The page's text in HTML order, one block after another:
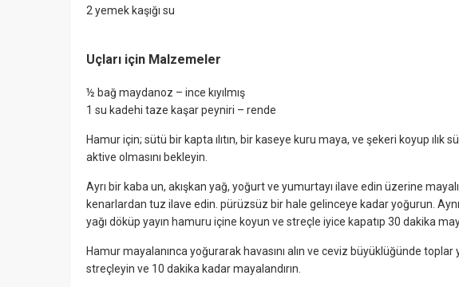
2 yemek kaşığı su
Uçları için Malzemeler
½ bağ maydanoz – ince kıyılmış
1 su kadehi taze kaşar peyniri – rende
Hamur için; sütü bir kapta ılıtın, bir kaseye kuru maya, ve şekeri koyup ılık
aktive olmasını bekleyin.
Ayrı bir kaba un, akışkan yağ, yoğurt ve yumurtayı ilave edin üzerine mayalı
kenarlardan tuz ilave edin. pürüzsüz bir hale gelinceye kadar yoğurun.
yağı döküp yayın hamuru içine koyun ve streçle iyice kapatıp 30 dakika
Hamur mayalanınca yoğurarak havasını alın ve ceviz büyüklüğünde
streçleyin ve 10 dakika kadar mayalandırın.